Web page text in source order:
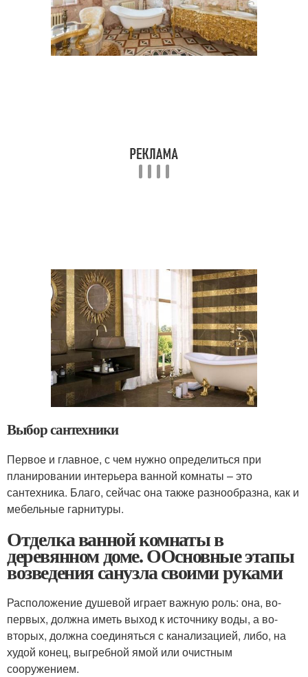
Выбор сантехники
Первое и главное, с чем нужно определиться при
планировании интерьера ванной комнаты – это
сантехника. Благо, сейчас она также разнообразна, как и
мебельные гарнитуры.
Отделка ванной комнаты в
деревянном доме. ООсновные этапы
возведения санузла своими руками
Расположение душевой играет важную роль: она, во-
первых, должна иметь выход к источнику воды, а во-
вторых, должна соединяться с канализацией, либо, на
худой конец, выгребной ямой или очистным
сооружением.